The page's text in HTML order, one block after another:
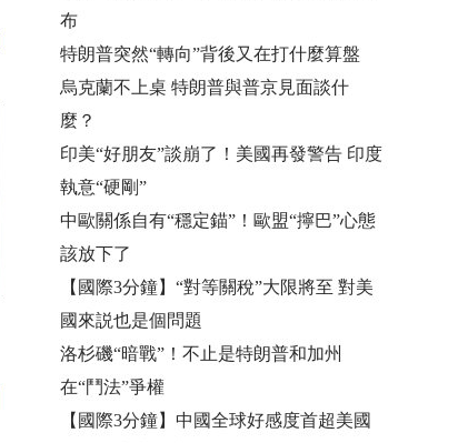
布
特朗普突然“轉向”背後又在打什麼算盤
烏克蘭不上桌 特朗普與普京見面談什
麼？
印美“好朋友”談崩了！美國再發警告 印度
執意“硬剛”
中歐關係自有“穩定錨”！歐盟“擰巴”心態
該放下了
【國際3分鐘】“對等關稅”大限將至 對美
國來説也是個問題
洛杉磯“暗戰”！不止是特朗普和加州
在“鬥法”爭權
【國際3分鐘】中國全球好感度首超美國